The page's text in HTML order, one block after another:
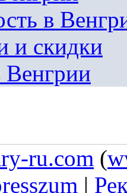
в
и скидки
ru.com (
|